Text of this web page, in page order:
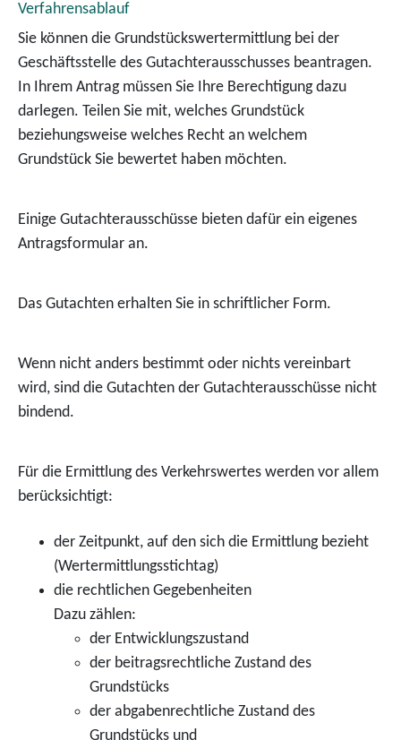
Verfahrensablauf
Sie können die Grundstückswertermittlung bei der
Geschäftsstelle des Gutachterausschusses beantragen.
In Ihrem Antrag müssen Sie Ihre Berechtigung dazu
darlegen. Teilen Sie mit, welches Grundstück
beziehungsweise welches Recht an welchem
Grundstück Sie bewertet haben möchten.
Einige Gutachterausschüsse bieten dafür ein eigenes
Antragsformular an.
Das Gutachten erhalten Sie in schriftlicher Form.
Wenn nicht anders bestimmt oder nichts vereinbart
wird, sind die Gutachten der Gutachterausschüsse nicht
bindend.
Für die Ermittlung des Verkehrswertes werden vor allem
berücksichtigt:
der Zeitpunkt, auf den sich die Ermittlung bezieht
(Wertermittlungsstichtag)
die rechtlichen Gegebenheiten
Dazu zählen:
der Entwicklungszustand
der beitragsrechtliche Zustand des
Grundstücks
der abgabenrechtliche Zustand des
Grundstücks und